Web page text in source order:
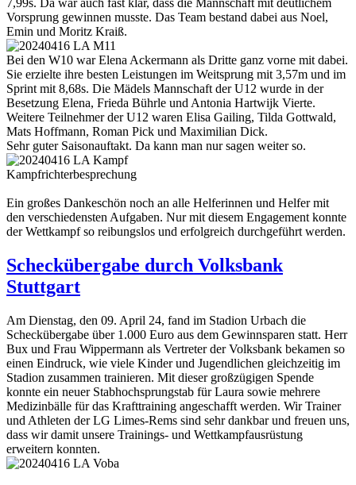
Vorsprung gewinnen musste. Das Team bestand dabei aus Noel,
Emin und Moritz Kraiß.
Bei den W10 war Elena Ackermann als Dritte ganz vorne mit dabei.
Sie erzielte ihre besten Leistungen im Weitsprung mit 3,57m und im
Sprint mit 8,68s. Die Mädels Mannschaft der U12 wurde in der
Besetzung Elena, Frieda Bührle und Antonia Hartwijk Vierte.
Weitere Teilnehmer der U12 waren Elisa Gailing, Tilda Gottwald,
Mats Hoffmann, Roman Pick und Maximilian Dick.
Sehr guter Saisonauftakt. Da kann man nur sagen weiter so.
Kampfrichterbesprechung
Ein großes Dankeschön noch an alle Helferinnen und Helfer mit
den verschiedensten Aufgaben. Nur mit diesem Engagement konnte
der Wettkampf so reibungslos und erfolgreich durchgeführt werden.
Scheckübergabe durch Volksbank
Stuttgart
Am Dienstag, den 09. April 24, fand im Stadion Urbach die
Scheckübergabe über 1.000 Euro aus dem Gewinnsparen statt. Herr
Bux und Frau Wippermann als Vertreter der Volksbank bekamen so
einen Eindruck, wie viele Kinder und Jugendlichen gleichzeitig im
Stadion zusammen trainieren. Mit dieser großzügigen Spende
konnte ein neuer Stabhochsprungstab für Laura sowie mehrere
Medizinbälle für das Krafttraining angeschafft werden. Wir Trainer
und Athleten der LG Limes-Rems sind sehr dankbar und freuen uns,
dass wir damit unsere Trainings- und Wettkampfausrüstung
erweitern konnten.